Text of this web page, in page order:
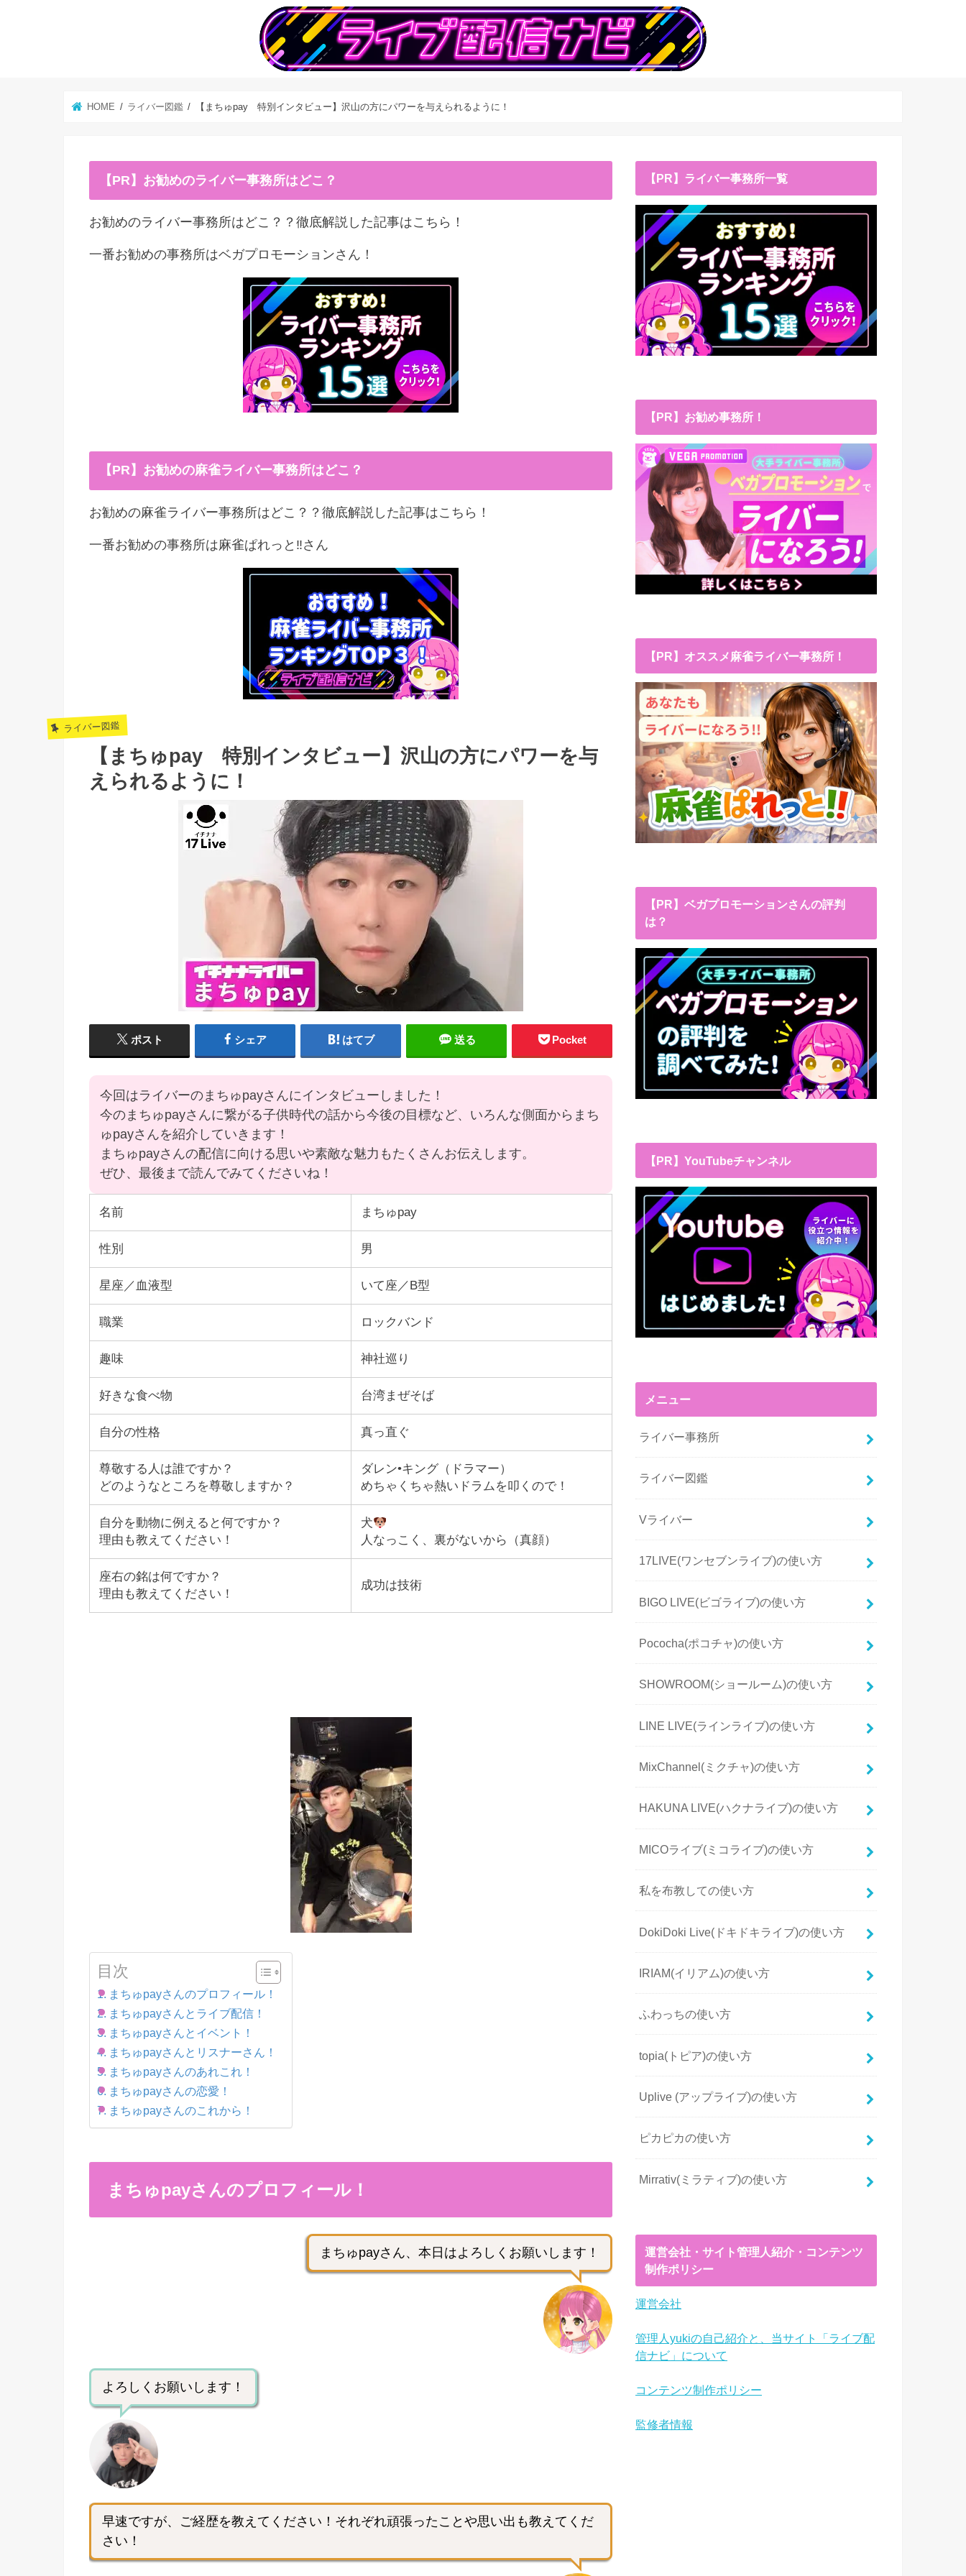
HOME ライバー図鑑 【まちゅpay 特別インタビュー】沢山の方にパワーを与えられるように！
【PR】お勧めのライバー事務所はどこ？
お勧めのライバー事務所はどこ？？徹底解説した記事はこちら！
一番お勧めの事務所はベガプロモーションさん！
【PR】お勧めの麻雀ライバー事務所はどこ？
お勧めの麻雀ライバー事務所はどこ？？徹底解説した記事はこちら！
一番お勧めの事務所は麻雀ぱれっと‼︎さん
ライバー図鑑
【まちゅpay 特別インタビュー】沢山の方にパワーを与
えられるように！
ポスト シェア はてブ 送る Pocket
今回はライバーのまちゅpayさんにインタビューしました！
今のまちゅpayさんに繋がる子供時代の話から今後の目標など、いろんな側面からまち
ゅpayさんを紹介していきます！
まちゅpayさんの配信に向ける思いや素敵な魅力もたくさんお伝えします。
ぜひ、最後まで読んでみてくださいね！
名前 まちゅpay
性別 男
星座／血液型 いて座／B型
職業 ロックバンド
趣味 神社巡り
好きな食べ物 台湾まぜそば
自分の性格 真っ直ぐ
尊敬する人は誰ですか？
どのようなところを尊敬しますか？
ダレン•キング（ドラマー）
めちゃくちゃ熱いドラムを叩くので！
自分を動物に例えると何ですか？
理由も教えてください！
犬
人なっこく、裏がないから（真顔）
座右の銘は何ですか？
理由も教えてください！
成功は技術
目次
まちゅpayさんのプロフィール！
まちゅpayさんとライブ配信！
まちゅpayさんとイベント！
まちゅpayさんとリスナーさん！
まちゅpayさんのあれこれ！
まちゅpayさんの恋愛！
まちゅpayさんのこれから！
まちゅpayさんのプロフィール！
まちゅpayさん、本日はよろしくお願いします！
よろしくお願いします！
早速ですが、ご経歴を教えてください！それぞれ頑張ったことや思い出も教えてくだ
さい！
【PR】ライバー事務所一覧
【PR】お勧め事務所！
【PR】オススメ麻雀ライバー事務所！
【PR】ベガプロモーションさんの評判
は？
【PR】YouTubeチャンネル
メニュー
ライバー事務所
ライバー図鑑
Vライバー
17LIVE(ワンセブンライブ)の使い方
BIGO LIVE(ビゴライブ)の使い方
Pococha(ポコチャ)の使い方
SHOWROOM(ショールーム)の使い方
LINE LIVE(ラインライブ)の使い方
MixChannel(ミクチャ)の使い方
HAKUNA LIVE(ハクナライブ)の使い方
MICOライブ(ミコライブ)の使い方
私を布教しての使い方
DokiDoki Live(ドキドキライブ)の使い方
IRIAM(イリアム)の使い方
ふわっちの使い方
topia(トピア)の使い方
Uplive (アップライブ)の使い方
ピカピカの使い方
Mirrativ(ミラティブ)の使い方
運営会社・サイト管理人紹介・コンテンツ
制作ポリシー
運営会社
管理人yukiの自己紹介と、当サイト「ライブ配
信ナビ」について
コンテンツ制作ポリシー
監修者情報